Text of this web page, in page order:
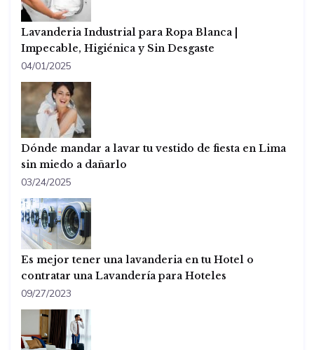
Lavanderia Industrial para Ropa Blanca |
Impecable, Higiénica y Sin Desgaste
04/01/2025
Dónde mandar a lavar tu vestido de fiesta en Lima
sin miedo a dañarlo
03/24/2025
Es mejor tener una lavanderia en tu Hotel o
contratar una Lavandería para Hoteles
09/27/2023